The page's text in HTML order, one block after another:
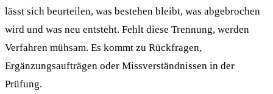
lässt sich beurteilen, was bestehen bleibt, was abgebrochen
wird und was neu entsteht. Fehlt diese Trennung, werden
Verfahren mühsam. Es kommt zu Rückfragen,
Ergänzungsaufträgen oder Missverständnissen in der
Prüfung.